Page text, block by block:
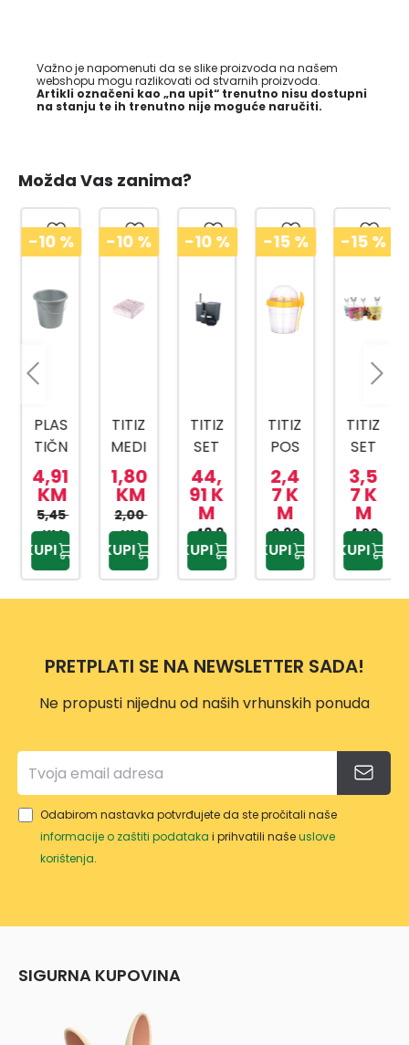
Važno je napomenuti da se slike proizvoda na našem
webshopu mogu razlikovati od stvarnih proizvoda.
Artikli označeni kao „na upit“ trenutno nisu dostupni
na stanju te ih trenutno nije moguće naručiti.
Možda Vas zanima?
-10 %
PLAS
TIČN
A
KANT
A SA
MET
ALNO
M
DRŠK
4,91
KM
5,45
KM
KUPI
-10 %
TITIZ
MEDI
CINS
KI
BOX
AP-
9159
1,80
KM
2,00
KM
KUPI
-10 %
TITIZ
SET
ZA
KUPA
TILO
PRIW
EX
TP-
557
44,
91 K
M
49,9
0 KM
KUPI
-15 %
TITIZ
POS
UDA
ZA
BEBI
HRA
NU
500
ML
2,4
7 K
M
2,90
KM
KUPI
-15 %
TITIZ
SET
ZA
SLAD
OLED
AP-
9425
3,5
7 K
M
4,20
KM
KUPI
PRETPLATI SE NA NEWSLETTER SADA!
Ne propusti nijednu od naših vrhunskih ponuda
Odabirom nastavka potvrđujete da ste pročitali naše
informacije o zaštiti podataka i prihvatili našeuslove
korištenja.
SIGURNA KUPOVINA